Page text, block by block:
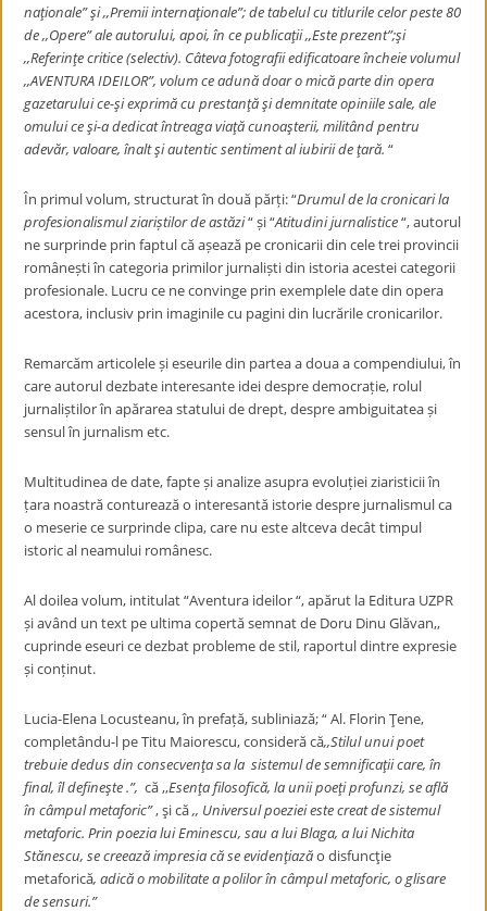
naţionale” şi ,,Premii internaţionale”; de tabelul cu titlurile celor peste 80
de ,,Opere” ale autorului, apoi, în ce publicaţii ,,Este prezent”;şi
,,Referinţe critice (selectiv). Câteva fotografii edificatoare încheie volumul
,,AVENTURA IDEILOR”, volum ce adună doar o mică parte din opera
gazetarului ce-şi exprimă cu prestanţă şi demnitate opiniile sale, ale
omului ce şi-a dedicat întreaga viaţă cunoaşterii, militând pentru
adevăr, valoare, înalt şi autentic sentiment al iubirii de ţară. “
În primul volum, structurat în două părți: “Drumul de la cronicari la
profesionalismul ziariștilor de astăzi“ și “Atitudini jurnalistice“, autorul
ne surprinde prin faptul că așează pe cronicarii din cele trei provincii
românești în categoria primilor jurnaliști din istoria acestei categorii
profesionale. Lucru ce ne convinge prin exemplele date din opera
acestora, inclusiv prin imaginile cu pagini din lucrările cronicarilor.
Remarcăm articolele și eseurile din partea a doua a compendiului, în
care autorul dezbate interesante idei despre democrație, rolul
jurnaliștilor în apărarea statului de drept, despre ambiguitatea și
sensul în jurnalism etc.
Multitudinea de date, fapte și analize asupra evoluției ziaristicii în
țara noastră conturează o interesantă istorie despre jurnalismul ca
o meserie ce surprinde clipa, care nu este altceva decât timpul
istoric al neamului românesc.
Al doilea volum, intitulat “Aventura ideilor “, apărut la Editura UZPR
și având un text pe ultima copertă semnat de Doru Dinu Glăvan,,
cuprinde eseuri ce dezbat probleme de stil, raportul dintre expresie
și conținut.
Lucia-Elena Locusteanu, în prefață, subliniază; “ Al. Florin Ţene,
completându-l pe Titu Maiorescu, consideră că,,Stilul unui poet
trebuie dedus din consecvenţa sa la sistemul de semnificaţii care, în
final, îl defineşte .”, că ,,Esenţa filosofică, la unii poeţi profunzi, se află
în câmpul metaforic”, şi că,, Universul poeziei este creat de sistemul
metaforic. Prin poezia lui Eminescu, sau a lui Blaga, a lui Nichita
Stănescu, se creează impresia că se evidenţiazăo disfuncţie
metaforică, adică o mobilitate a polilor în câmpul metaforic, o glisare
de sensuri.”